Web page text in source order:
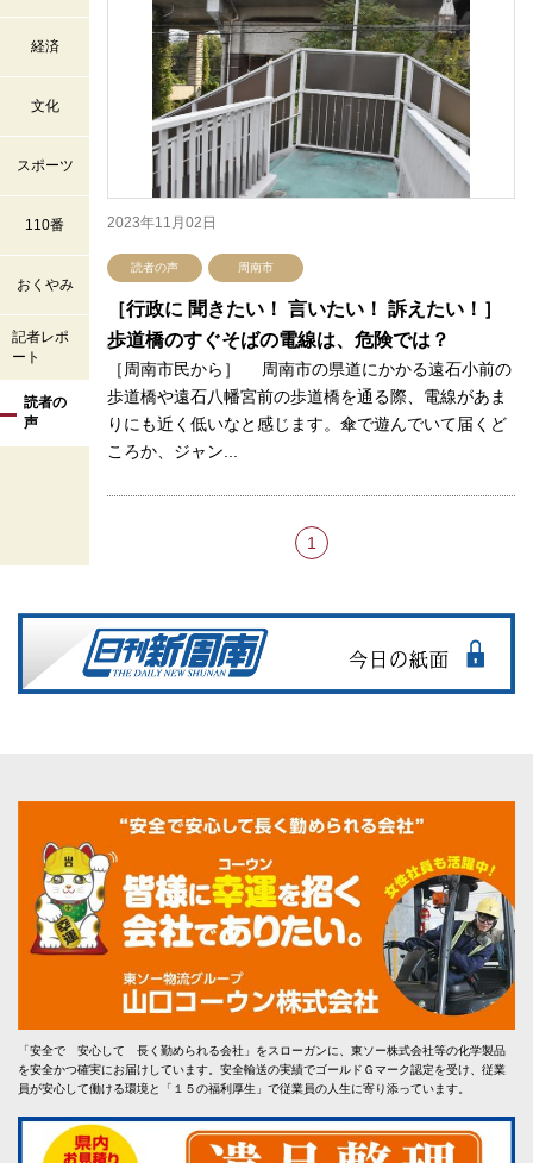
経済
文化
スポーツ
110番
おくやみ
記者レポ
ート
読者の
声
2023年11月02日
読者の声 周南市
［行政に 聞きたい！ 言いたい！ 訴えたい！］
歩道橋のすぐそばの電線は、危険では？
［周南市民から］ 周南市の県道にかかる遠石小前の
歩道橋や遠石八幡宮前の歩道橋を通る際、電線があま
りにも近く低いなと感じます。傘で遊んでいて届くど
ころか、ジャン...
1
「安全で 安心して 長く勤められる会社」をスローガンに、東ソー株式会社等の化学製品
を安全かつ確実にお届けしています。安全輸送の実績でゴールドＧマーク認定を受け、従業
員が安心して働ける環境と「１５の福利厚生」で従業員の人生に寄り添っています。